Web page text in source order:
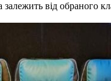
залежить від